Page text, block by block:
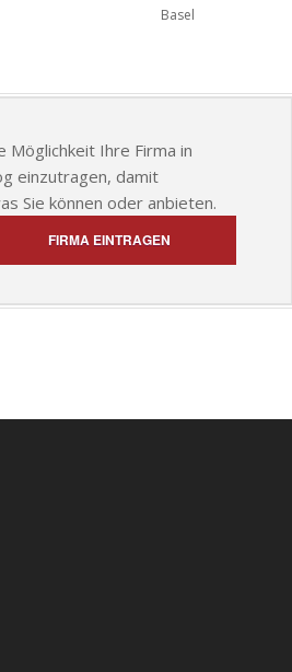
Basel
Möglichkeit Ihre Firma in
einzutragen, damit
Sie können oder anbieten.
FIRMA EINTRAGEN